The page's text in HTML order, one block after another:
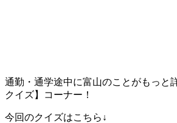
通勤・通学途中に富山のことがもっと
クイズ】コーナー！
今回のクイズはこちら↓